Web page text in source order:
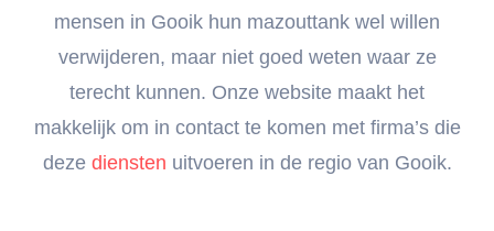
mensen in Gooik hun mazouttank wel willen
verwijderen, maar niet goed weten waar ze
terecht kunnen. Onze website maakt het
makkelijk om in contact te komen met firma’s die
deze diensten uitvoeren in de regio van Gooik.